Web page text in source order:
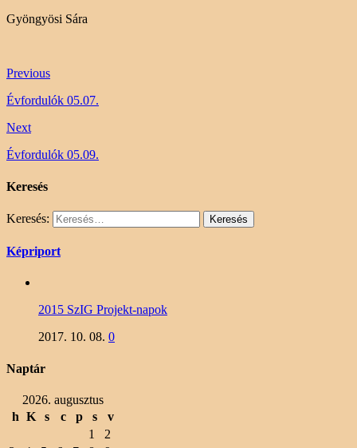
Gyöngyösi Sára
Previous
Évfordulók 05.07.
Next
Évfordulók 05.09.
Keresés
Keresés:
Képriport
2015 SzIG Projekt-napok
2017. 10. 08. 0
Naptár
2026. augusztus
h K s c p s
v
1
2